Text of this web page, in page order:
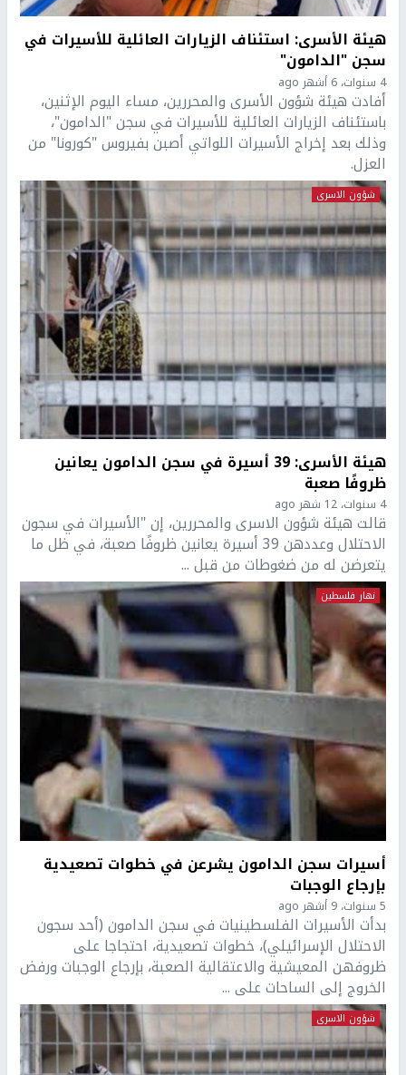
هيئة الأسرى: استئناف الزيارات العائلية للأسيرات في
سجن "الدامون"
4 سنوات، 6 أشهر ago
أفادت هيئة شؤون الأسرى والمحررين، مساء اليوم الإثنين،
باستئناف الزيارات العائلية للأسيرات في سجن "الدامون"،
وذلك بعد إخراج الأسيرات اللواتي أصبن بفيروس "كورونا" من
العزل.
شؤون الاسرى
هيئة الأسرى: 39 أسيرة في سجن الدامون يعانين
ظروفًا صعبة
4 سنوات، 12 شهر ago
قالت هيئة شؤون الاسرى والمحررين، إن "الأسيرات في سجون
الاحتلال وعددهن 39 أسيرة يعانين ظروفًا صعبة، في ظل ما
يتعرضن له من ضغوطات من قبل ...
نهار فلسطين
أسيرات سجن الدامون يشرعن في خطوات تصعيدية
بإرجاع الوجبات
5 سنوات، 9 أشهر ago
بدأت الأسيرات الفلسطينيات في سجن الدامون (أحد سجون
الاحتلال الإسرائيلي)، خطوات تصعيدية، احتجاجا على
ظروفهن المعيشية والاعتقالية الصعبة، بإرجاع الوجبات ورفض
الخروج إلى الساحات على ...
شؤون الاسرى